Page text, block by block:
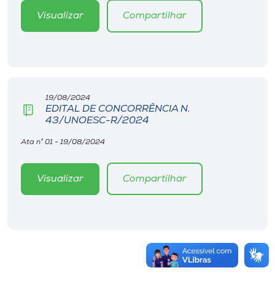
Visualizar Compartilhar
19/08/2024
EDITAL DE CONCORRÊNCIA N.
43/UNOESC-R/2024
Ata n° 01 - 19/08/2024
Visualizar Compartilhar